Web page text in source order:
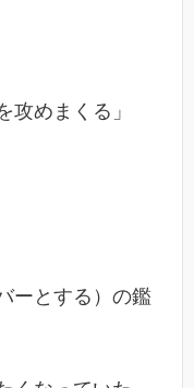
攻めまくる」
ーとする）の鑑